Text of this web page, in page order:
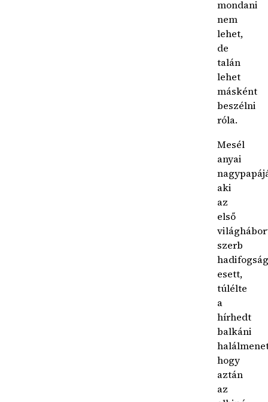
mondani
nem
lehet,
de
talán
lehet
másként
beszélni
róla.
Mesél
anyai
aki
az
első
szerb
esett,
túlélte
a
hírhedt
balkáni
hogy
aztán
az